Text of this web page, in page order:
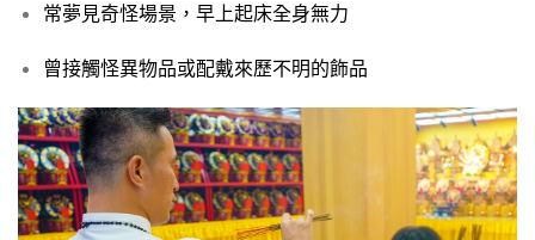
常夢見奇怪場景，早上起床全身無力
曾接觸怪異物品或配戴來歷不明的飾品